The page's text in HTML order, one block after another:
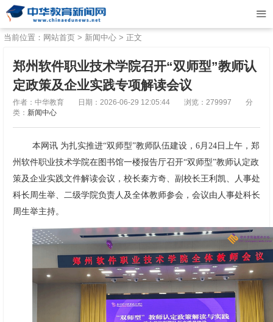
当前位置： 网站首页 > 新闻中心 > 正文
郑州软件职业技术学院召开“双师型”教师认
定政策及企业实践专项解读会议
作者：中华教育 日期：2026-06-29 12:05:44 浏览：279997
分
类： 新闻中心
本网讯 为扎实推进“双师型”教师队伍建设，6月24日上午，郑
州软件职业技术学院在图书馆一楼报告厅召开“双师型”教师认定政
策及企业实践文件解读会议，校长秦方奇、副校长王利凯、人事处
科长周生举、二级学院负责人及全体教师参会，会议由人事处科长
周生举主持。